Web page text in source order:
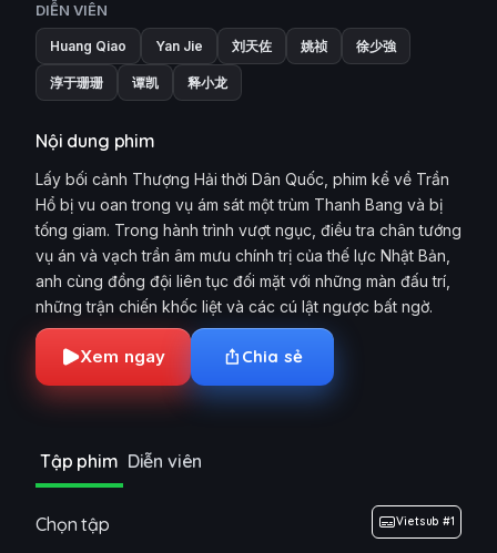
DIỄN VIÊN
Huang Qiao Yan Jie 刘天佐 姚祯 徐少強
淳于珊珊 谭凯 释小龙
Nội dung phim
Lấy bối cảnh Thượng Hải thời Dân Quốc, phim kể về Trần
Hổ bị vu oan trong vụ ám sát một trùm Thanh Bang và bị
tống giam. Trong hành trình vượt ngục, điều tra chân tướng
vụ án và vạch trần âm mưu chính trị của thế lực Nhật Bản,
anh cùng đồng đội liên tục đối mặt với những màn đấu trí,
những trận chiến khốc liệt và các cú lật ngược bất ngờ.
Xem ngay Chia sẻ
Tập phim Diễn viên
Chọn tập Vietsub #1